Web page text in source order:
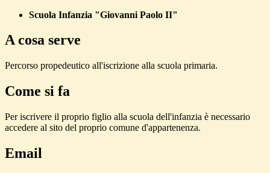
Scuola Infanzia "Giovanni Paolo II"
A cosa serve
Percorso propedeutico all'iscrizione alla scuola primaria.
Come si fa
Per iscrivere il proprio figlio alla scuola dell'infanzia è necessario
accedere al sito del proprio comune d'appartenenza.
Email